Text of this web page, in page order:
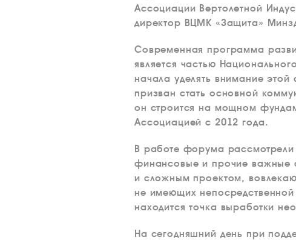
Ассоциации Вертолетной
директор ВЦМК «Защита»
Современная программа
является частью
начала уделять внимание
призван стать основной
он строится на мощном
Ассоциацией с 2012 года.
В работе форума
финансовые и прочие важные
и сложным проектом,
не имеющих
находится точка выработки
На сегодняшний день при